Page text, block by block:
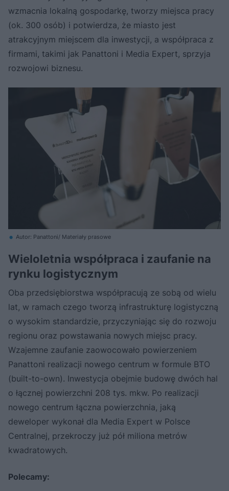
wzmacnia lokalną gospodarkę, tworzy miejsca pracy
(ok. 300 osób) i potwierdza, że miasto jest
atrakcyjnym miejscem dla inwestycji, a współpraca z
firmami, takimi jak Panattoni i Media Expert, sprzyja
rozwojowi biznesu.
Autor: Panattoni/ Materiały prasowe
Wieloletnia współpraca i zaufanie na
rynku logistycznym
Oba przedsiębiorstwa współpracują ze sobą od wielu
lat, w ramach czego tworzą infrastrukturę logistyczną
o wysokim standardzie, przyczyniając się do rozwoju
regionu oraz powstawania nowych miejsc pracy.
Wzajemne zaufanie zaowocowało powierzeniem
Panattoni realizacji nowego centrum w formule BTO
(built-to-own). Inwestycja obejmie budowę dwóch hal
o łącznej powierzchni 208 tys. mkw. Po realizacji
nowego centrum łączna powierzchnia, jaką
deweloper wykonał dla Media Expert w Polsce
Centralnej, przekroczy już pół miliona metrów
kwadratowych.
Polecamy: